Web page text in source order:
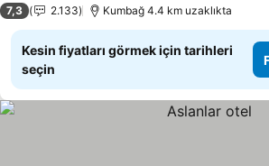
7,3 2.133 Kumbağ 4.4 km uzaklıkta
Kesin fiyatları görmek için tarihleri
seçin